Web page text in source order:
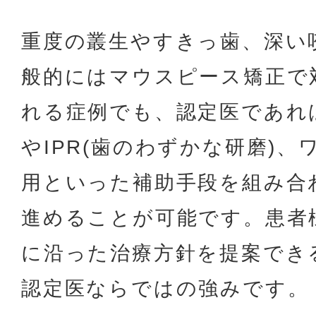
重度の叢生やすきっ歯、深
般的にはマウスピース矯正
れる症例でも、認定医であ
やIPR(歯のわずかな研磨)、
用といった補助手段を組み
進めることが可能です。患
に沿った治療方針を提案で
認定医ならではの強みです。